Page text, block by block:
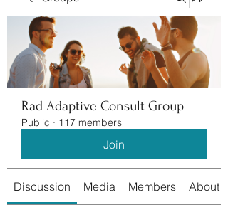
Rad Adaptive Consult Group
Public · 117 members
Join
Discussion Media Members About